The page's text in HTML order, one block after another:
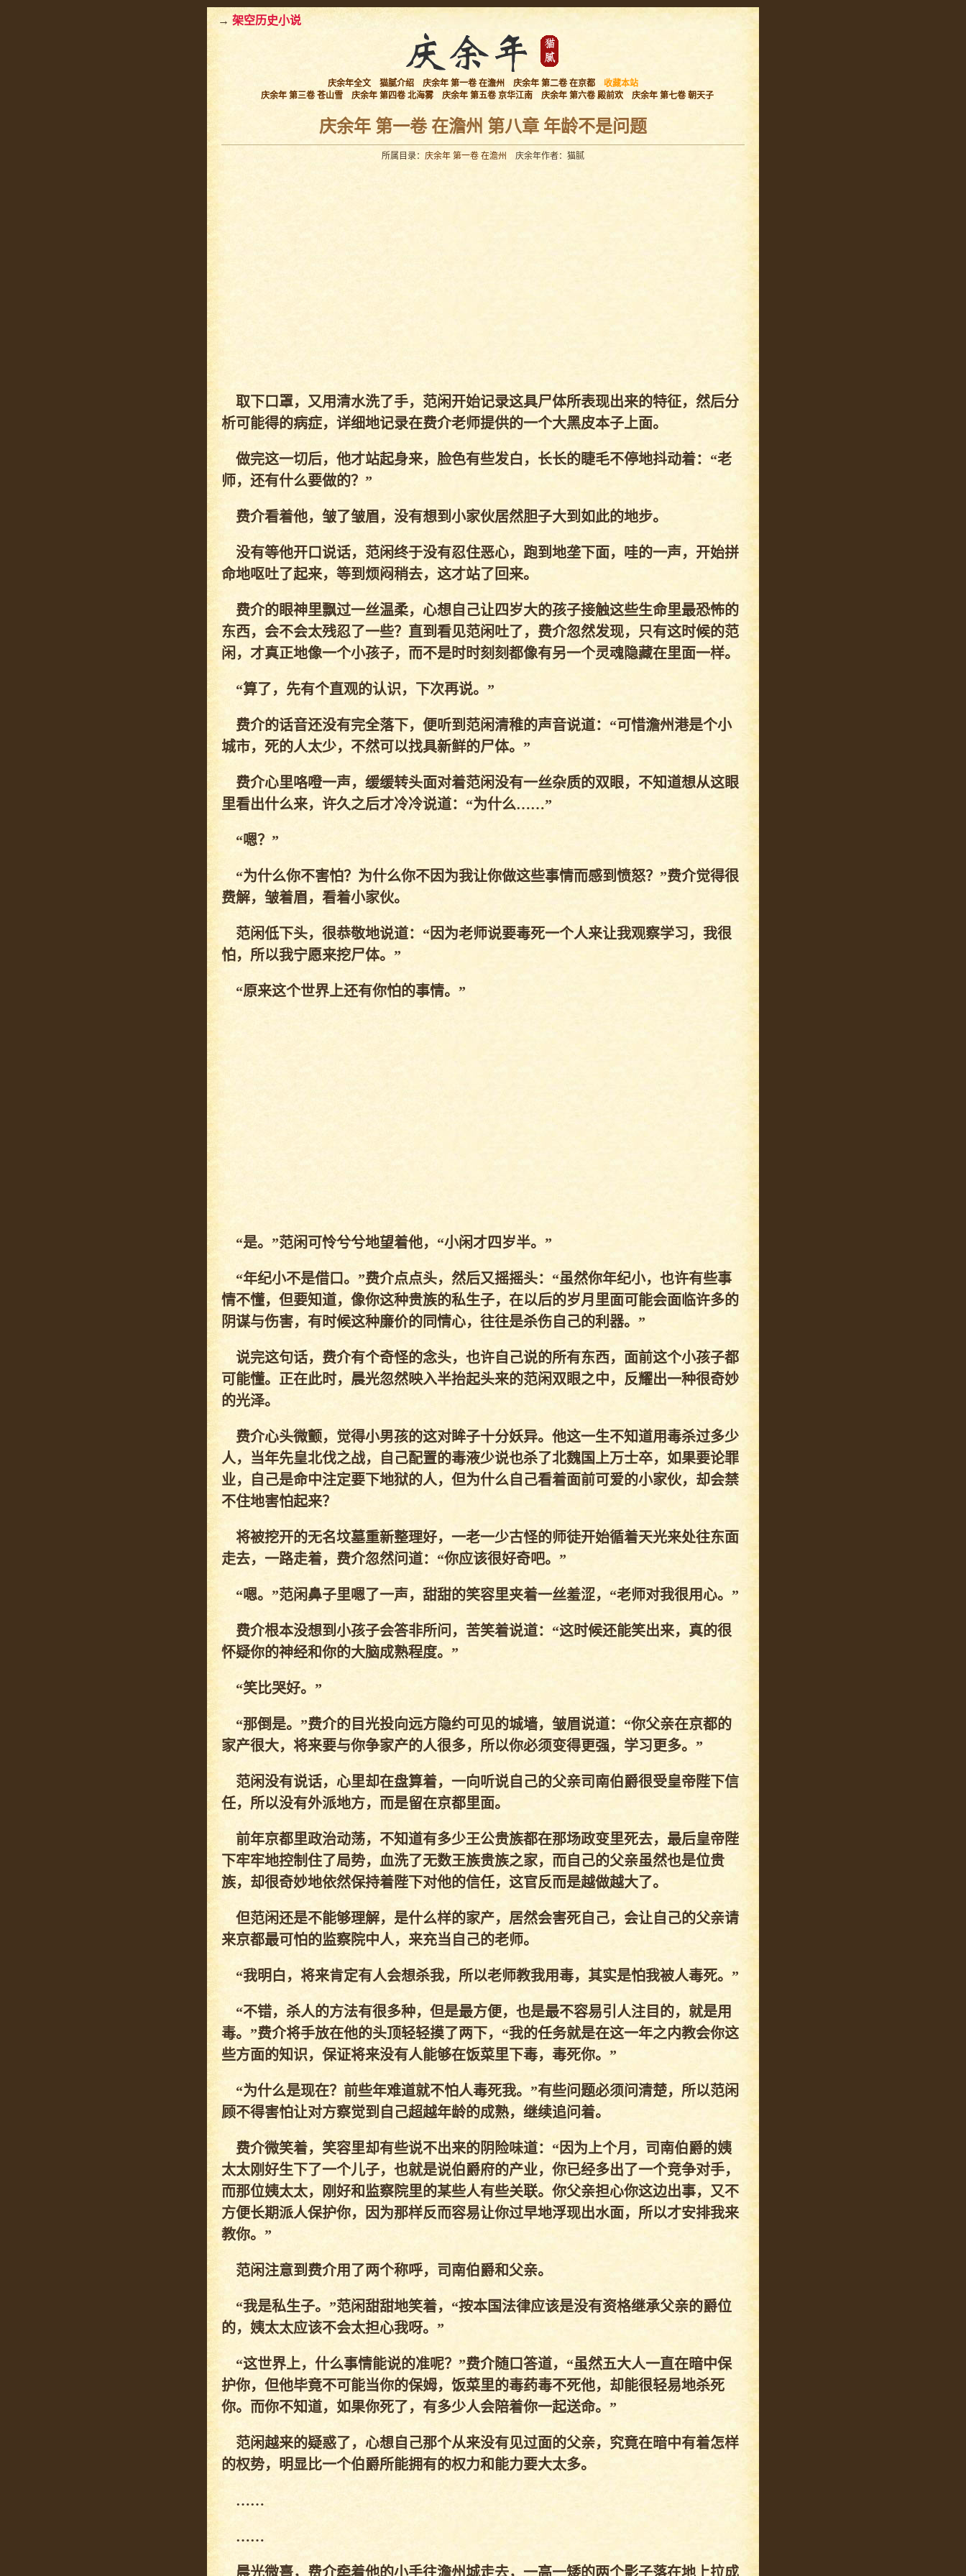
→ 架空历史小说
庆余年全文 猫腻介绍 庆余年 第一卷 在澹州 庆余年 第二卷 在京都
收藏本站
庆余年 第三卷 苍山雪
庆余年 第四卷 北海雾 庆余年 第五卷 京华江南 庆余年 第六卷 殿前欢 庆余年 第七卷 朝天子
庆余年 第一卷 在澹州 第八章 年龄不是问题
所属目录： 庆余年 第一卷 在澹州 庆余年作者：猫腻
取下口罩，又用清水洗了手，范闲开始记录这具尸体所表现出来的特征，然后分
析可能得的病症，详细地记录在费介老师提供的一个大黑皮本子上面。
做完这一切后，他才站起身来，脸色有些发白，长长的睫毛不停地抖动着：“老
师，还有什么要做的？”
费介看着他，皱了皱眉，没有想到小家伙居然胆子大到如此的地步。
没有等他开口说话，范闲终于没有忍住恶心，跑到地垄下面，哇的一声，开始拼
命地呕吐了起来，等到烦闷稍去，这才站了回来。
费介的眼神里飘过一丝温柔，心想自己让四岁大的孩子接触这些生命里最恐怖的
东西，会不会太残忍了一些？直到看见范闲吐了，费介忽然发现，只有这时候的范
闲，才真正地像一个小孩子，而不是时时刻刻都像有另一个灵魂隐藏在里面一样。
“算了，先有个直观的认识，下次再说。”
费介的话音还没有完全落下，便听到范闲清稚的声音说道：“可惜澹州港是个小
城市，死的人太少，不然可以找具新鲜的尸体。”
费介心里咯噔一声，缓缓转头面对着范闲没有一丝杂质的双眼，不知道想从这眼
里看出什么来，许久之后才冷冷说道：“为什么……”
“嗯？”
“为什么你不害怕？为什么你不因为我让你做这些事情而感到愤怒？”费介觉得很
费解，皱着眉，看着小家伙。
范闲低下头，很恭敬地说道：“因为老师说要毒死一个人来让我观察学习，我很
怕，所以我宁愿来挖尸体。”
“原来这个世界上还有你怕的事情。”
“是。”范闲可怜兮兮地望着他，“小闲才四岁半。”
“年纪小不是借口。”费介点点头，然后又摇摇头：“虽然你年纪小，也许有些事
情不懂，但要知道，像你这种贵族的私生子，在以后的岁月里面可能会面临许多的
阴谋与伤害，有时候这种廉价的同情心，往往是杀伤自己的利器。”
说完这句话，费介有个奇怪的念头，也许自己说的所有东西，面前这个小孩子都
可能懂。正在此时，晨光忽然映入半抬起头来的范闲双眼之中，反耀出一种很奇妙
的光泽。
费介心头微颤，觉得小男孩的这对眸子十分妖异。他这一生不知道用毒杀过多少
人，当年先皇北伐之战，自己配置的毒液少说也杀了北魏国上万士卒，如果要论罪
业，自己是命中注定要下地狱的人，但为什么自己看着面前可爱的小家伙，却会禁
不住地害怕起来？
将被挖开的无名坟墓重新整理好，一老一少古怪的师徒开始循着天光来处往东面
走去，一路走着，费介忽然问道：“你应该很好奇吧。”
“嗯。”范闲鼻子里嗯了一声，甜甜的笑容里夹着一丝羞涩，“老师对我很用心。”
费介根本没想到小孩子会答非所问，苦笑着说道：“这时候还能笑出来，真的很
怀疑你的神经和你的大脑成熟程度。”
“笑比哭好。”
“那倒是。”费介的目光投向远方隐约可见的城墙，皱眉说道：“你父亲在京都的
家产很大，将来要与你争家产的人很多，所以你必须变得更强，学习更多。”
范闲没有说话，心里却在盘算着，一向听说自己的父亲司南伯爵很受皇帝陛下信
任，所以没有外派地方，而是留在京都里面。
前年京都里政治动荡，不知道有多少王公贵族都在那场政变里死去，最后皇帝陛
下牢牢地控制住了局势，血洗了无数王族贵族之家，而自己的父亲虽然也是位贵
族，却很奇妙地依然保持着陛下对他的信任，这官反而是越做越大了。
但范闲还是不能够理解，是什么样的家产，居然会害死自己，会让自己的父亲请
来京都最可怕的监察院中人，来充当自己的老师。
“我明白，将来肯定有人会想杀我，所以老师教我用毒，其实是怕我被人毒死。”
“不错，杀人的方法有很多种，但是最方便，也是最不容易引人注目的，就是用
毒。”费介将手放在他的头顶轻轻摸了两下，“我的任务就是在这一年之内教会你这
些方面的知识，保证将来没有人能够在饭菜里下毒，毒死你。”
“为什么是现在？前些年难道就不怕人毒死我。”有些问题必须问清楚，所以范闲
顾不得害怕让对方察觉到自己超越年龄的成熟，继续追问着。
费介微笑着，笑容里却有些说不出来的阴险味道：“因为上个月，司南伯爵的姨
太太刚好生下了一个儿子，也就是说伯爵府的产业，你已经多出了一个竞争对手，
而那位姨太太，刚好和监察院里的某些人有些关联。你父亲担心你这边出事，又不
方便长期派人保护你，因为那样反而容易让你过早地浮现出水面，所以才安排我来
教你。”
范闲注意到费介用了两个称呼，司南伯爵和父亲。
“我是私生子。”范闲甜甜地笑着，“按本国法律应该是没有资格继承父亲的爵位
的，姨太太应该不会太担心我呀。”
“这世界上，什么事情能说的准呢？”费介随口答道，“虽然五大人一直在暗中保
护你，但他毕竟不可能当你的保姆，饭菜里的毒药毒不死他，却能很轻易地杀死
你。而你不知道，如果你死了，有多少人会陪着你一起送命。”
范闲越来的疑惑了，心想自己那个从来没有见过面的父亲，究竟在暗中有着怎样
的权势，明显比一个伯爵所能拥有的权力和能力要大太多。
……
……
晨光微熹，费介牵着他的小手往澹州城走去，一高一矮的两个影子落在地上拉成